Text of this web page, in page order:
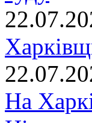
На